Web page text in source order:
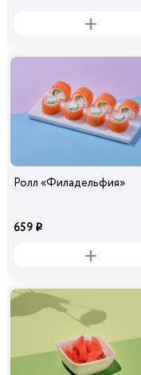
Ролл «Филадельфия»
659 i